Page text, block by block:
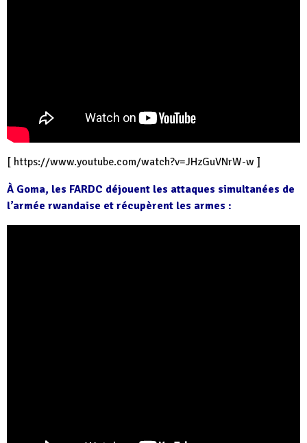
[ https://www.youtube.com/watch?v=JHzGuVNrW-w ]
À Goma, les FARDC déjouent les attaques simultanées de
l’armée rwandaise et récupèrent les armes :